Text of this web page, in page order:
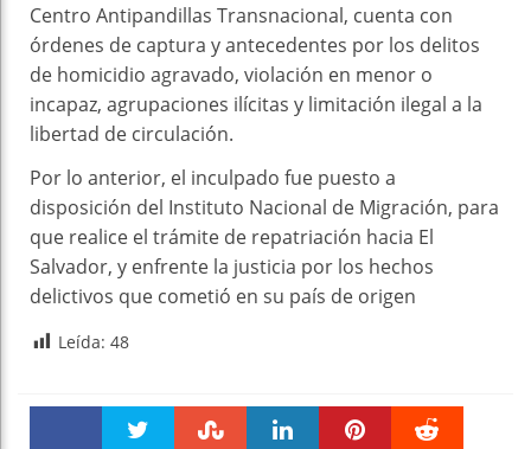
Centro Antipandillas Transnacional, cuenta con
órdenes de captura y antecedentes por los delitos
de homicidio agravado, violación en menor o
incapaz, agrupaciones ilícitas y limitación ilegal a la
libertad de circulación.
Por lo anterior, el inculpado fue puesto a
disposición del Instituto Nacional de Migración, para
que realice el trámite de repatriación hacia El
Salvador, y enfrente la justicia por los hechos
delictivos que cometió en su país de origen
Leída: 48